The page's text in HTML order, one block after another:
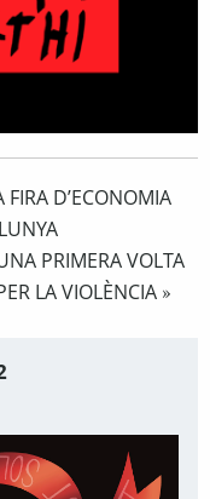
FIRA D’ECONOMIA
PRIMERA VOLTA
LA VIOLÈNCIA »